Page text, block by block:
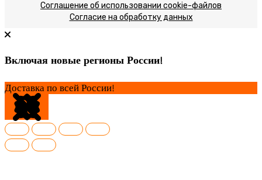
Соглашение об использовании cookie-файлов
Согласие на обработку данных
Включая новые регионы России!
Доставка по всей России!